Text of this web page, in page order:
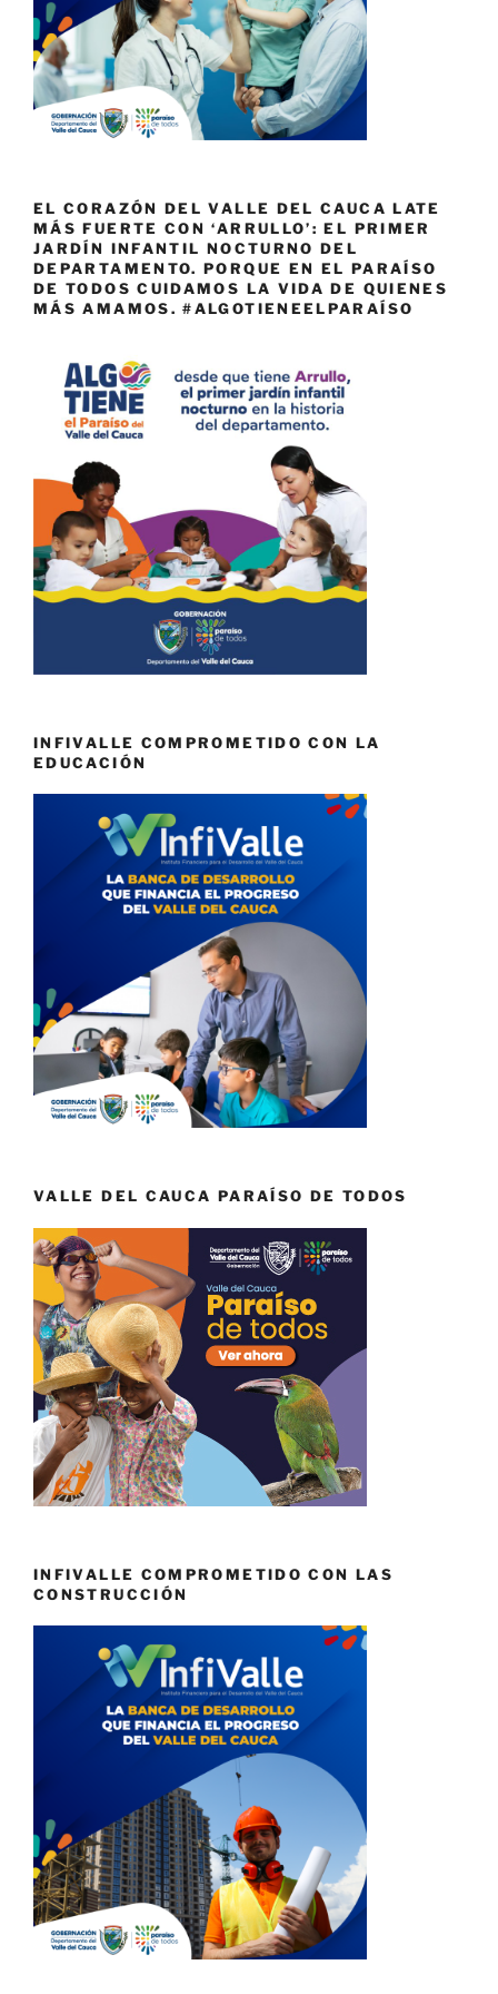
EL CORAZÓN DEL VALLE DEL CAUCA LATE
MÁS FUERTE CON ‘ARRULLO’: EL PRIMER
JARDÍN INFANTIL NOCTURNO DEL
DEPARTAMENTO. PORQUE EN EL PARAÍSO
DE TODOS CUIDAMOS LA VIDA DE QUIENES
MÁS AMAMOS. #ALGOTIENEELPARAÍSO
INFIVALLE COMPROMETIDO CON LA
EDUCACIÓN
VALLE DEL CAUCA PARAÍSO DE TODOS
INFIVALLE COMPROMETIDO CON LAS
CONSTRUCCIÓN